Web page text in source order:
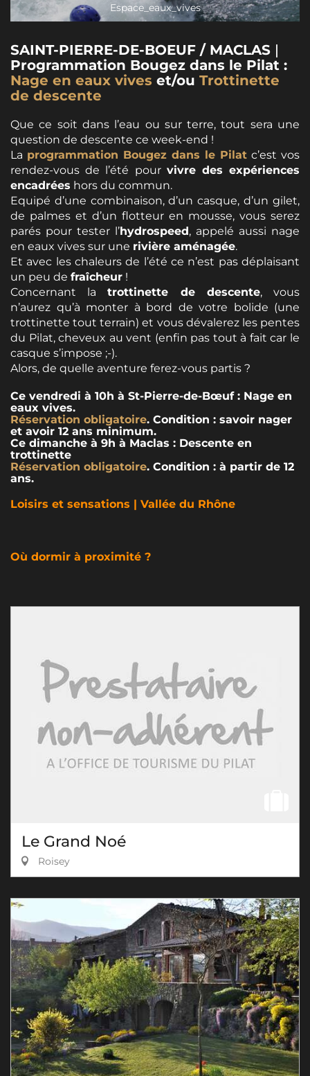
Espace_eaux_vives
SAINT-PIERRE-DE-BOEUF / MACLAS |
Programmation Bougez dans le Pilat :
Nage en eaux vives et/ou Trottinette
de descente
Que ce soit dans l’eau ou sur terre, tout sera une
question de descente ce week-end !
La programmation Bougez dans le Pilat c’est vos
rendez-vous de l’été pour vivre des expériences
encadrées hors du commun.
Equipé d’une combinaison, d’un casque, d’un gilet,
de palmes et d’un flotteur en mousse, vous serez
parés pour tester l’hydrospeed, appelé aussi nage
en eaux vives sur une rivière aménagée.
Et avec les chaleurs de l’été ce n’est pas déplaisant
un peu de fraîcheur !
Concernant latrottinette de descente, vous
n’aurez qu’à monter à bord de votre bolide (une
trottinette tout terrain) et vous dévalerez les pentes
du Pilat, cheveux au vent (enfin pas tout à fait car le
casque s’impose ;-).
Alors, de quelle aventure ferez-vous partis ?
Ce vendredi à 10h à St-Pierre-de-Bœuf : Nage en
eaux vives.
Réservation obligatoire. Condition : savoir nager
et avoir 12 ans minimum.
Ce dimanche à 9h à Maclas : Descente en
trottinette
Réservation obligatoire. Condition : à partir de 12
ans.
Loisirs et sensations | Vallée du Rhône
Où dormir à proximité ?
Le Grand Noé
Roisey